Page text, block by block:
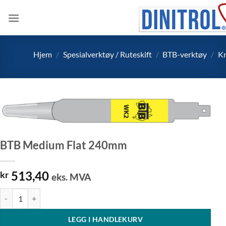
Hjem / Spesialverktøy / Ruteskift / BTB-verktøy /
BTB Medium Flat 240mm
kr 513,40 eks. MVA
LEGG I HANDLEKURV